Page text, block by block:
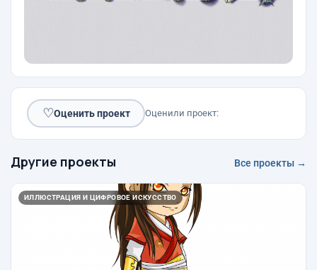
♡Оценить проект Оценили проект:
Другие проекты Все проекты →
ИЛЛЮСТРАЦИЯ И ЦИФРОВОЕ ИСКУССТВО